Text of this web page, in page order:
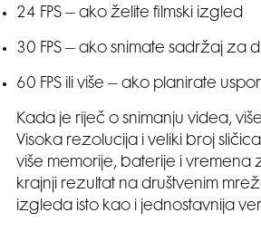
24 FPS – ako želite filmski izgled
30 FPS – ako snimate sadržaj za
60 FPS ili više – ako planirate
Kada je riječ o snimanju videa,
Visoka rezolucija i veliki broj
više memorije, baterije i vremena
krajnji rezultat na društvenim
izgleda isto kao i jednostavnija